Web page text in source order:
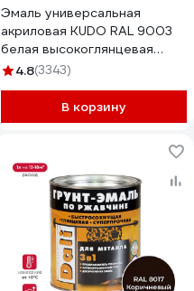
Эмаль универсальная
акриловая KUDO RAL 9003
белая высокоглянцевая
объем 520 мл KU-A9003
4.8(3343)
В корзину